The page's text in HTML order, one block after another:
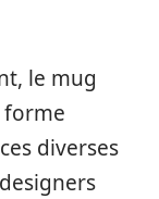
le mug
forme
diverses